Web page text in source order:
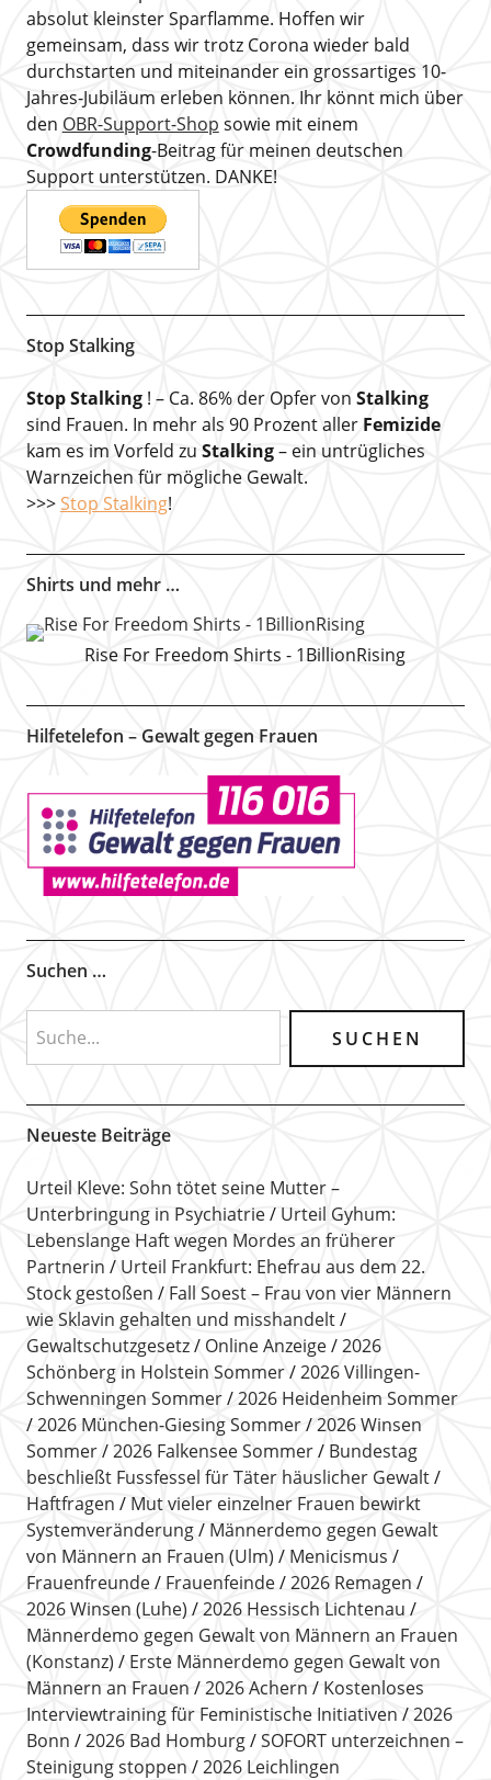
absolut kleinster Sparflamme. Hoffen wir
gemeinsam, dass wir trotz Corona wieder bald
durchstarten und miteinander ein grossartiges 10-
Jahres-Jubiläum erleben können. Ihr könnt mich über
den OBR-Support-Shop sowie mit einem
Crowdfunding-Beitrag für meinen deutschen
Support unterstützen. DANKE!
Stop Stalking
Stop Stalking! – Ca. 86% der Opfer von Stalking
sind Frauen. In mehr als 90 Prozent aller Femizide
kam es im Vorfeld zu Stalking– ein untrügliches
Warnzeichen für mögliche Gewalt.
>>> Stop Stalking!
Shirts und mehr …
Rise For Freedom Shirts - 1BillionRising
Hilfetelefon – Gewalt gegen Frauen
Suchen …
Neueste Beiträge
Urteil Kleve: Sohn tötet seine Mutter –
Unterbringung in Psychiatrie
Urteil Gyhum:
Lebenslange Haft wegen Mordes an früherer
Partnerin
Urteil Frankfurt: Ehefrau aus dem 22.
Stock gestoßen
Fall Soest – Frau von vier Männern
wie Sklavin gehalten und misshandelt
Gewaltschutzgesetz
Online Anzeige
2026
Schönberg in Holstein Sommer
2026 Villingen-
Schwenningen Sommer
2026 Heidenheim Sommer
2026 München-Giesing Sommer
2026 Winsen
Sommer
2026 Falkensee Sommer
Bundestag
beschließt Fussfessel für Täter häuslicher Gewalt
Haftfragen
Mut vieler einzelner Frauen bewirkt
Systemveränderung
Männerdemo gegen Gewalt
von Männern an Frauen (Ulm)
Menicismus
Frauenfreunde
Frauenfeinde
2026 Remagen
2026 Winsen (Luhe)
2026 Hessisch Lichtenau
Männerdemo gegen Gewalt von Männern an Frauen
(Konstanz)
Erste Männerdemo gegen Gewalt von
Männern an Frauen
2026 Achern
Kostenloses
Interviewtraining für Feministische Initiativen
2026
Bonn
2026 Bad Homburg
SOFORT unterzeichnen –
Steinigung stoppen
2026 Leichlingen